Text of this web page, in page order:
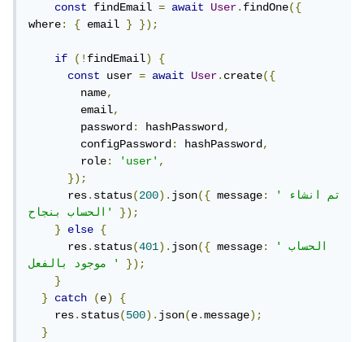
const
findEmail = await User.findOne({
where: { email } });
if (!findEmail)
{
const
user = await User.create({
        name
,
        email
,
        password
: hashPassword,
        configPassword
: hashPassword,
        role
: 'user',
});
      res
.status(200).json({ message:
'تم انشاء
الحساب بنجاح'
});
}
else
{
      res
.status(401).json({ message:
'الحساب
موجود بالفعل '
});
}
}
catch (e)
{
    res
.status(500).json(e.message);
}